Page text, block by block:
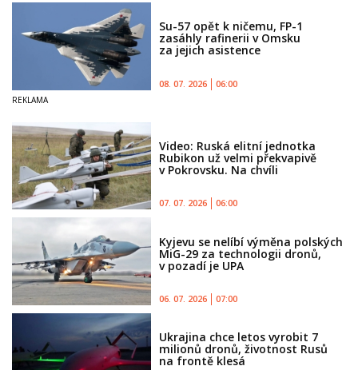
Su-57 opět k ničemu, FP-1
zasáhly rafinerii v Omsku
za jejich asistence
08. 07. 2026 06:00
Video: Ruská elitní jednotka
Rubikon už velmi překvapivě
v Pokrovsku. Na chvíli
07. 07. 2026 06:00
Kyjevu se nelíbí výměna polských
MiG-29 za technologii dronů,
v pozadí je UPA
06. 07. 2026 07:00
Ukrajina chce letos vyrobit 7
milionů dronů, životnost Rusů
na frontě klesá